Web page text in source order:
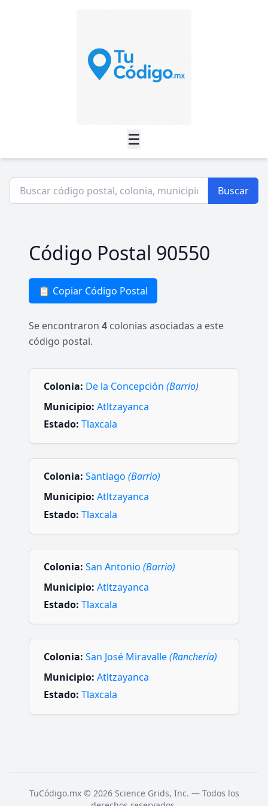
☰
Buscar
Código Postal 90550
📋 Copiar Código Postal
Se encontraron 4 colonias asociadas a este
código postal.
Colonia: De la Concepción (Barrio)
Municipio: Atltzayanca
Estado: Tlaxcala
Colonia: Santiago (Barrio)
Municipio: Atltzayanca
Estado: Tlaxcala
Colonia: San Antonio (Barrio)
Municipio: Atltzayanca
Estado: Tlaxcala
Colonia: San José Miravalle(Ranchería)
Municipio: Atltzayanca
Estado: Tlaxcala
TuCódigo.mx © 2026 Science Grids, Inc. — Todos los